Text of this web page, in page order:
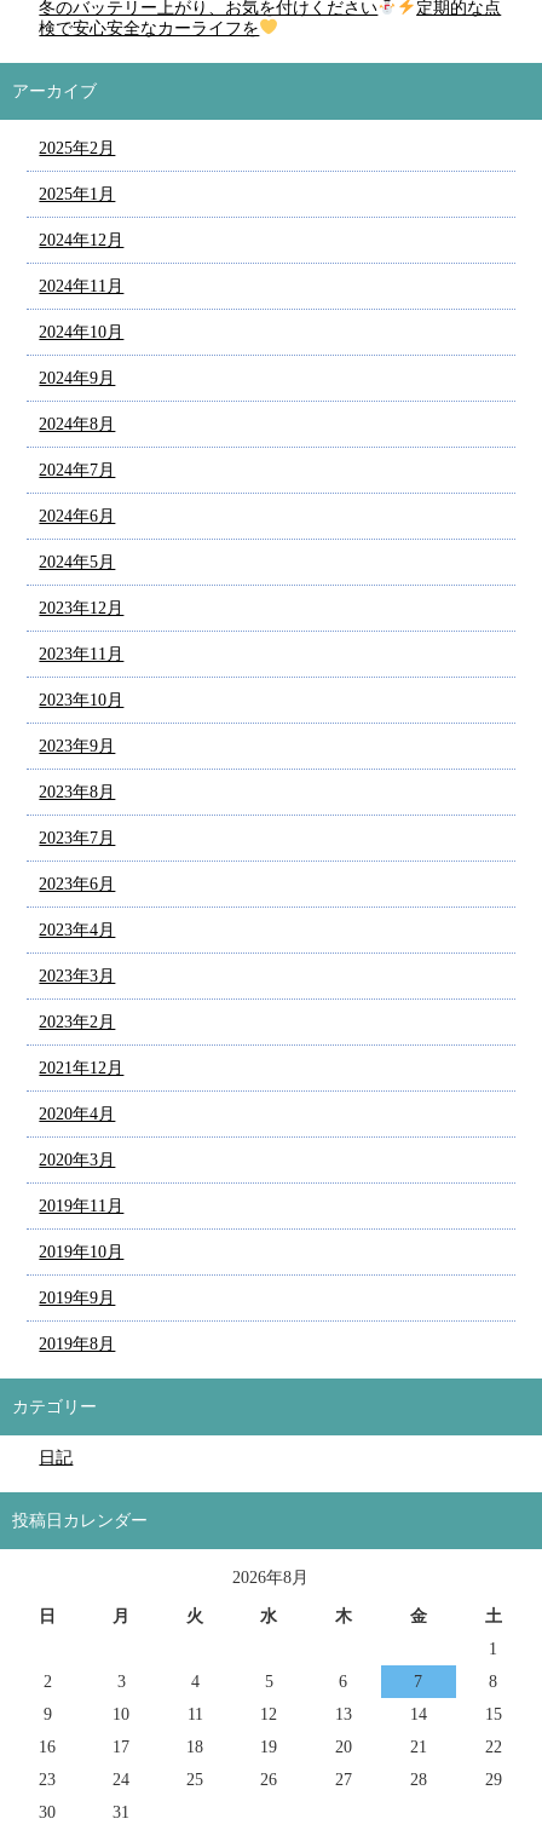
冬のバッテリー上がり、お気を付けください
定期的な点
検で安心安全なカーライフを
アーカイブ
2025年2月
2025年1月
2024年12月
2024年11月
2024年10月
2024年9月
2024年8月
2024年7月
2024年6月
2024年5月
2023年12月
2023年11月
2023年10月
2023年9月
2023年8月
2023年7月
2023年6月
2023年4月
2023年3月
2023年2月
2021年12月
2020年4月
2020年3月
2019年11月
2019年10月
2019年9月
2019年8月
カテゴリー
日記
投稿日カレンダー
2026年8月
日 月 火 水 木 金
土
1
2
3 4 5 6 7
8
9
10 11 12 13 14
15
16
17 18 19 20 21
22
23
24 25 26 27 28
29
30
31